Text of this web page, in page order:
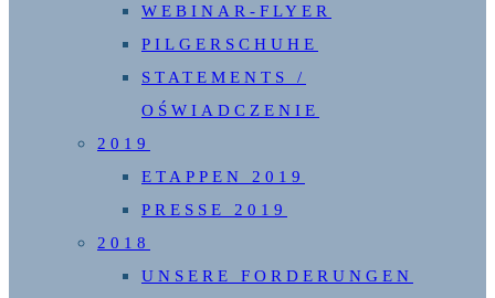
WEBINAR-FLYER
PILGERSCHUHE
STATEMENTS /
OŚWIADCZENIE
2019
ETAPPEN 2019
PRESSE 2019
2018
UNSERE FORDERUNGEN